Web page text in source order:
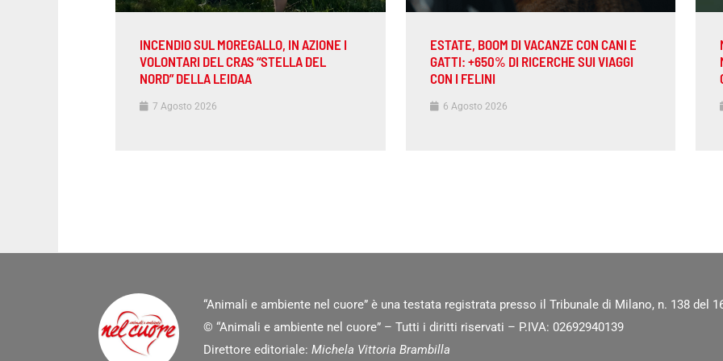
INCENDIO SUL MOREGALLO, IN AZIONE I
VOLONTARI DEL CRAS “STELLA DEL
NORD” DELLA LEIDAA
7 Agosto 2026
ESTATE, BOOM DI VACANZE CON CANI E
GATTI: +650% DI RICERCHE SUI VIAGGI
CON I FELINI
6 Agosto 2026
“Animali e ambiente nel cuore” è una testata registrata presso il Tribunale di Milano, n. 138 del
© “Animali e ambiente nel cuore” – Tutti i diritti riservati – P.IVA: 02692940139
Direttore editoriale:Michela Vittoria Brambilla